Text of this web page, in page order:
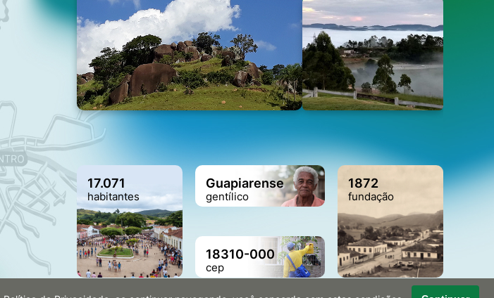
17.071
habitantes
Guapiarense
gentílico
18310-000
cep
1872
fundação